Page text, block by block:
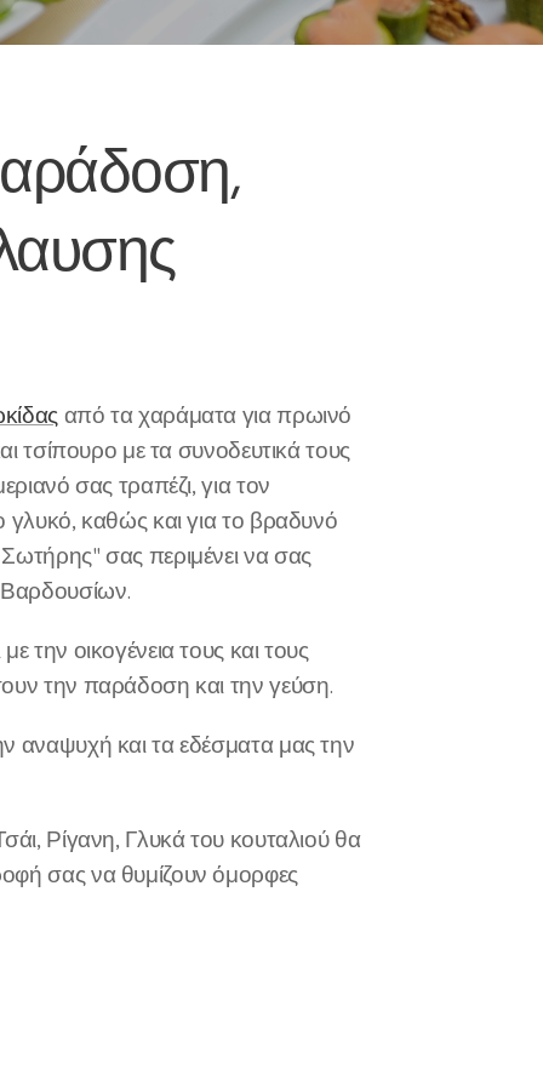
από τα χαράματα για πρωινό
τσίπουρο με τα συνοδευτικά τους
σας τραπέζι, για τον
γλυκό, καθώς και για το βραδυνό
σας περιμένει να σας
Βαρδουσίων.
την οικογένεια τους και τους
την παράδοση και την γεύση.
αναψυχή και τα εδέσματα μας την
Ρίγανη, Γλυκά του κουταλιού θα
σας να θυμίζουν όμορφες